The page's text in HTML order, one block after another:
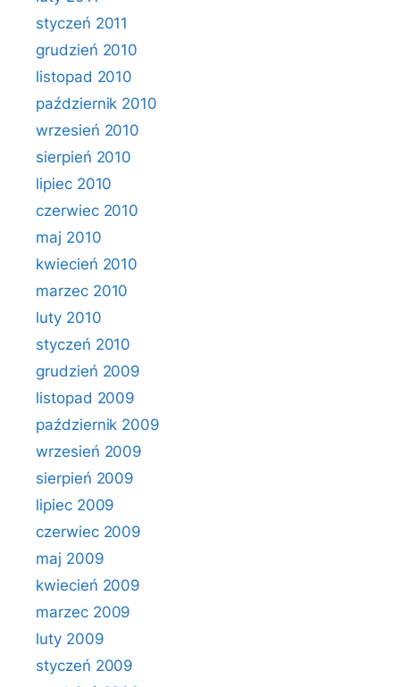
styczeń 2011
grudzień 2010
listopad 2010
październik 2010
wrzesień 2010
sierpień 2010
lipiec 2010
czerwiec 2010
maj 2010
kwiecień 2010
marzec 2010
luty 2010
styczeń 2010
grudzień 2009
listopad 2009
październik 2009
wrzesień 2009
sierpień 2009
lipiec 2009
czerwiec 2009
maj 2009
kwiecień 2009
marzec 2009
luty 2009
styczeń 2009